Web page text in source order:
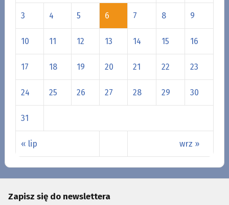
« lip wrz »
3 4 5 6 7 8 9
10 11 12 13 14 15 16
17 18 19 20 21 22 23
24 25 26 27 28 29 30
31
Zapisz się do newslettera